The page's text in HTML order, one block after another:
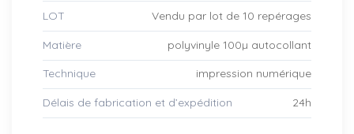
LOT Vendu par lot de 10 repérages
Matière polyvinyle 100µ autocollant
Technique impression numérique
Délais de fabrication et d’expédition 24h